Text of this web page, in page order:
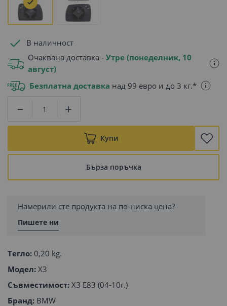
В наличност
Очаквана доставка - Утре (понеделник, 10
август)
Безплатна доставка над 99 евро и до 3 кг.*
Купи
Бърза поръчка
Намерили сте продукта на по-ниска цена?
Пишете ни
Тегло: 0,20 kg.
Модел: X3
Съвместимост: X3 E83 (04-10г.)
Бранд: BMW